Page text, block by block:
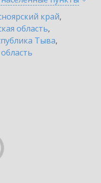
край,
область,
Тыва,